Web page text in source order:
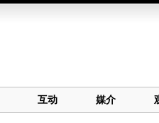
互动 媒介